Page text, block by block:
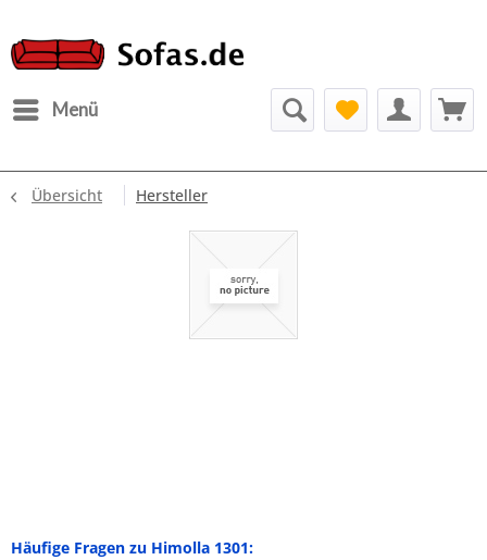
Menü
Übersicht Hersteller
Häufige Fragen zu Himolla 1301: